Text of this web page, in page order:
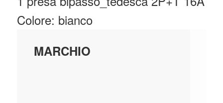
Colore: bianco
MARCHIO